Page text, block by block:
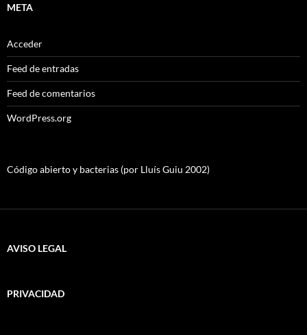
META
Acceder
Feed de entradas
Feed de comentarios
WordPress.org
Código abierto y bacterias (por Lluís Guiu 2002)
AVISO LEGAL
PRIVACIDAD